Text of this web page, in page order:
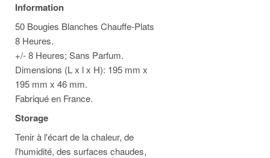
Information
50 Bougies Blanches Chauffe-Plats
8 Heures.
+/- 8 Heures; Sans Parfum.
Dimensions (L x l x H): 195 mm x
195 mm x 46 mm.
Fabriqué en France.
Storage
Tenir à l'écart de la chaleur, de
l'humidité, des surfaces chaudes,